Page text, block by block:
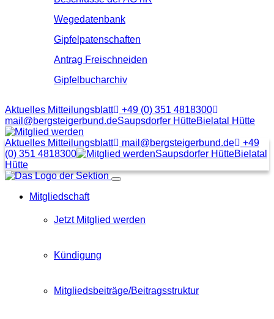
Wegedatenbank
Gipfelpatenschaften
Antrag Freischneiden
Gipfelbucharchiv
Aktuelles Mitteilungsblatt
+49 (0) 351 4818300
mail@bergsteigerbund.deSaupsdorfer HütteBielatal Hütte
Klick
auf
Link
man
Beitragsformular
Aktuelles Mitteilungsblatt mail@bergsteigerbund.de
+49
(0) 351 4818300
Saupsdorfer HütteBielatal
Hütte
Menübutton
Mitgliedschaft
Jetzt Mitglied werden
Kündigung
Mitgliedsbeiträge/Beitragsstruktur